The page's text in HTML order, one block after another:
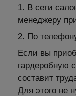
1. В сети
менеджеру
2. По
Если вы
гардеробную
составит
Для этого не